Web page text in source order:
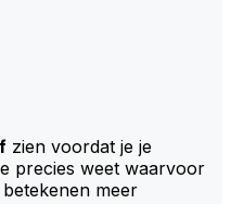
zien voordat je je
precies weet waarvoor
meer